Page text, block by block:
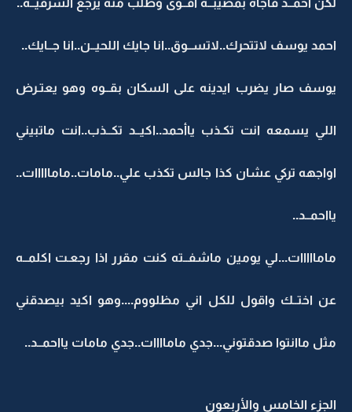
لكن احمــد فاجأه بمصيبــه اقــوى وطلب منه يرجع الشرقيــه..
احمد يوسف لاتتحرك..لاتســوق..انا جايك اللحيــن..انا جــايك..
يوسف صار يضرب ايدينه على السكان بقــوه وهو يعتـرض
اللي يسمعه انت تكـذب ياأحمد..اكيــد تكــذب..انت ماتبيني
اواجهه تركي عشان كذا جالس تكذب علي..مامات..مامااااات..
يااحمــد..
مامااااات...لي يومين ماشفــته كنت مقرر اذا رجعـت اكلمــه
عن اختــك واقول للكل اني مظلووم....وهو اكيد بيصدقني
مثل ماانتوا صدقتوني...جدي ماماااات..جدي مامات يااحمــد..
الجزء الخامس والأربعون